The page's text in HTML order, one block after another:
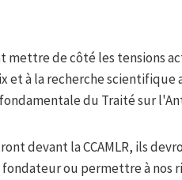
mettre de côté les tensions
à la recherche scientifique
du Traité sur
devant la CCAMLR, ils
ou permettre à nos